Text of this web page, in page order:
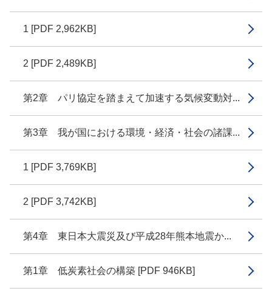
1 [PDF 2,962KB]
2 [PDF 2,489KB]
第2章 パリ協定を踏まえて加速する気候変動対...
第3章 我が国における環境・経済・社会の諸課...
1 [PDF 3,769KB]
2 [PDF 3,742KB]
第4章 東日本大震災及び平成28年熊本地震か...
第1章 低炭素社会の構築 [PDF 946KB]